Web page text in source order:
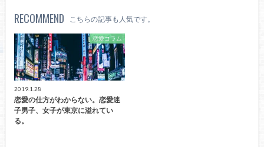
RECOMMEND こちらの記事も人気です。
恋愛コラム
2019.1.28
恋愛の仕方がわからない。恋愛迷
子男子、女子が東京に溢れてい
る。